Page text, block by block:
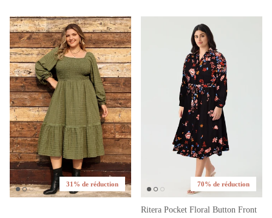
31% de réduction 70% de réduction
Ritera Pocket Floral Button Front